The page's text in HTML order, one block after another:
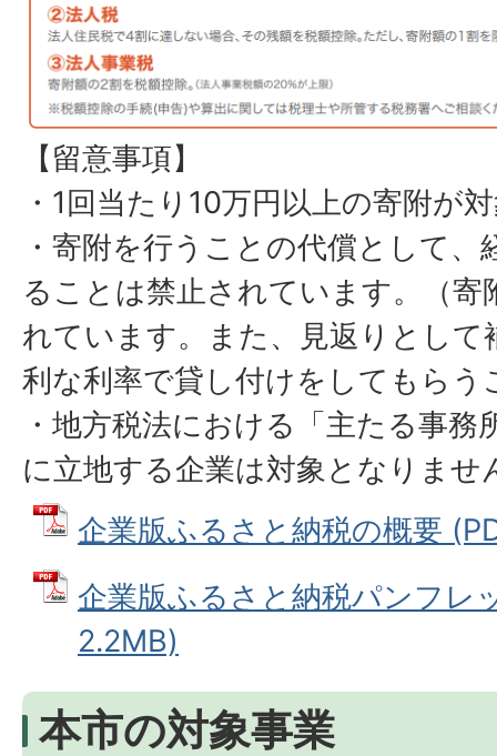
【留意事項】
・1回当たり10万円以上の寄附が
・寄附を行うことの代償として
ることは禁止されています。（寄
れています。また、見返りとして
利な利率で貸し付けをしてもらう
・地方税法における「主たる事務
に立地する企業は対象となりませ
企業版ふるさと納税の概要
企業版ふるさと納税パンフレ
2.2MB)
本市の対象事業